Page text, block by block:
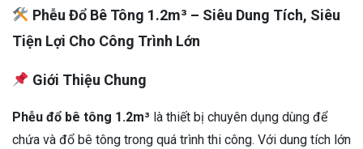
Phễu Đổ Bê Tông 1.2m³ – Siêu Dung Tích, Siêu
Tiện Lợi Cho Công Trình Lớn
Giới Thiệu Chung
Phễu đổ bê tông 1.2m³ là thiết bị chuyên dụng dùng để
chứa và đổ bê tông trong quá trình thi công. Với dung tích lớn